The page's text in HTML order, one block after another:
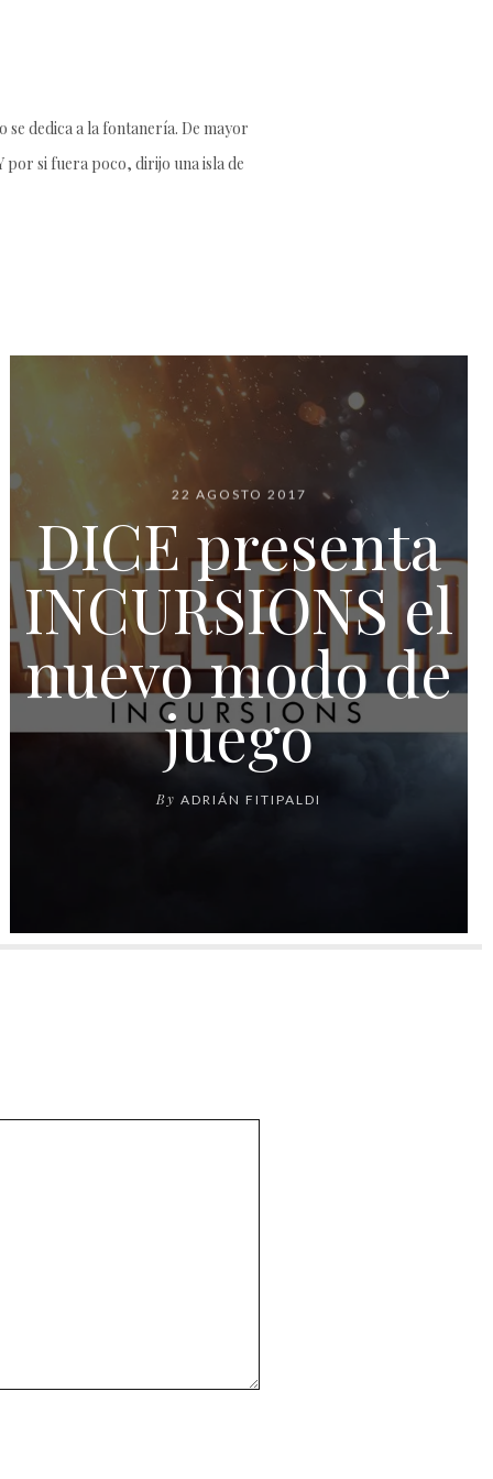
dedica a la fontanería. De mayor
por si fuera poco, dirijo una isla de
22 AGOSTO 2017
DICE presenta
INCURSIONS el
nuevo modo de
juego
By ADRIÁN FITIPALDI